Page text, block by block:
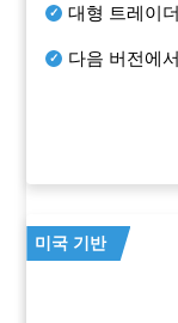
대형 트레이
다음 버전에
미국 기반